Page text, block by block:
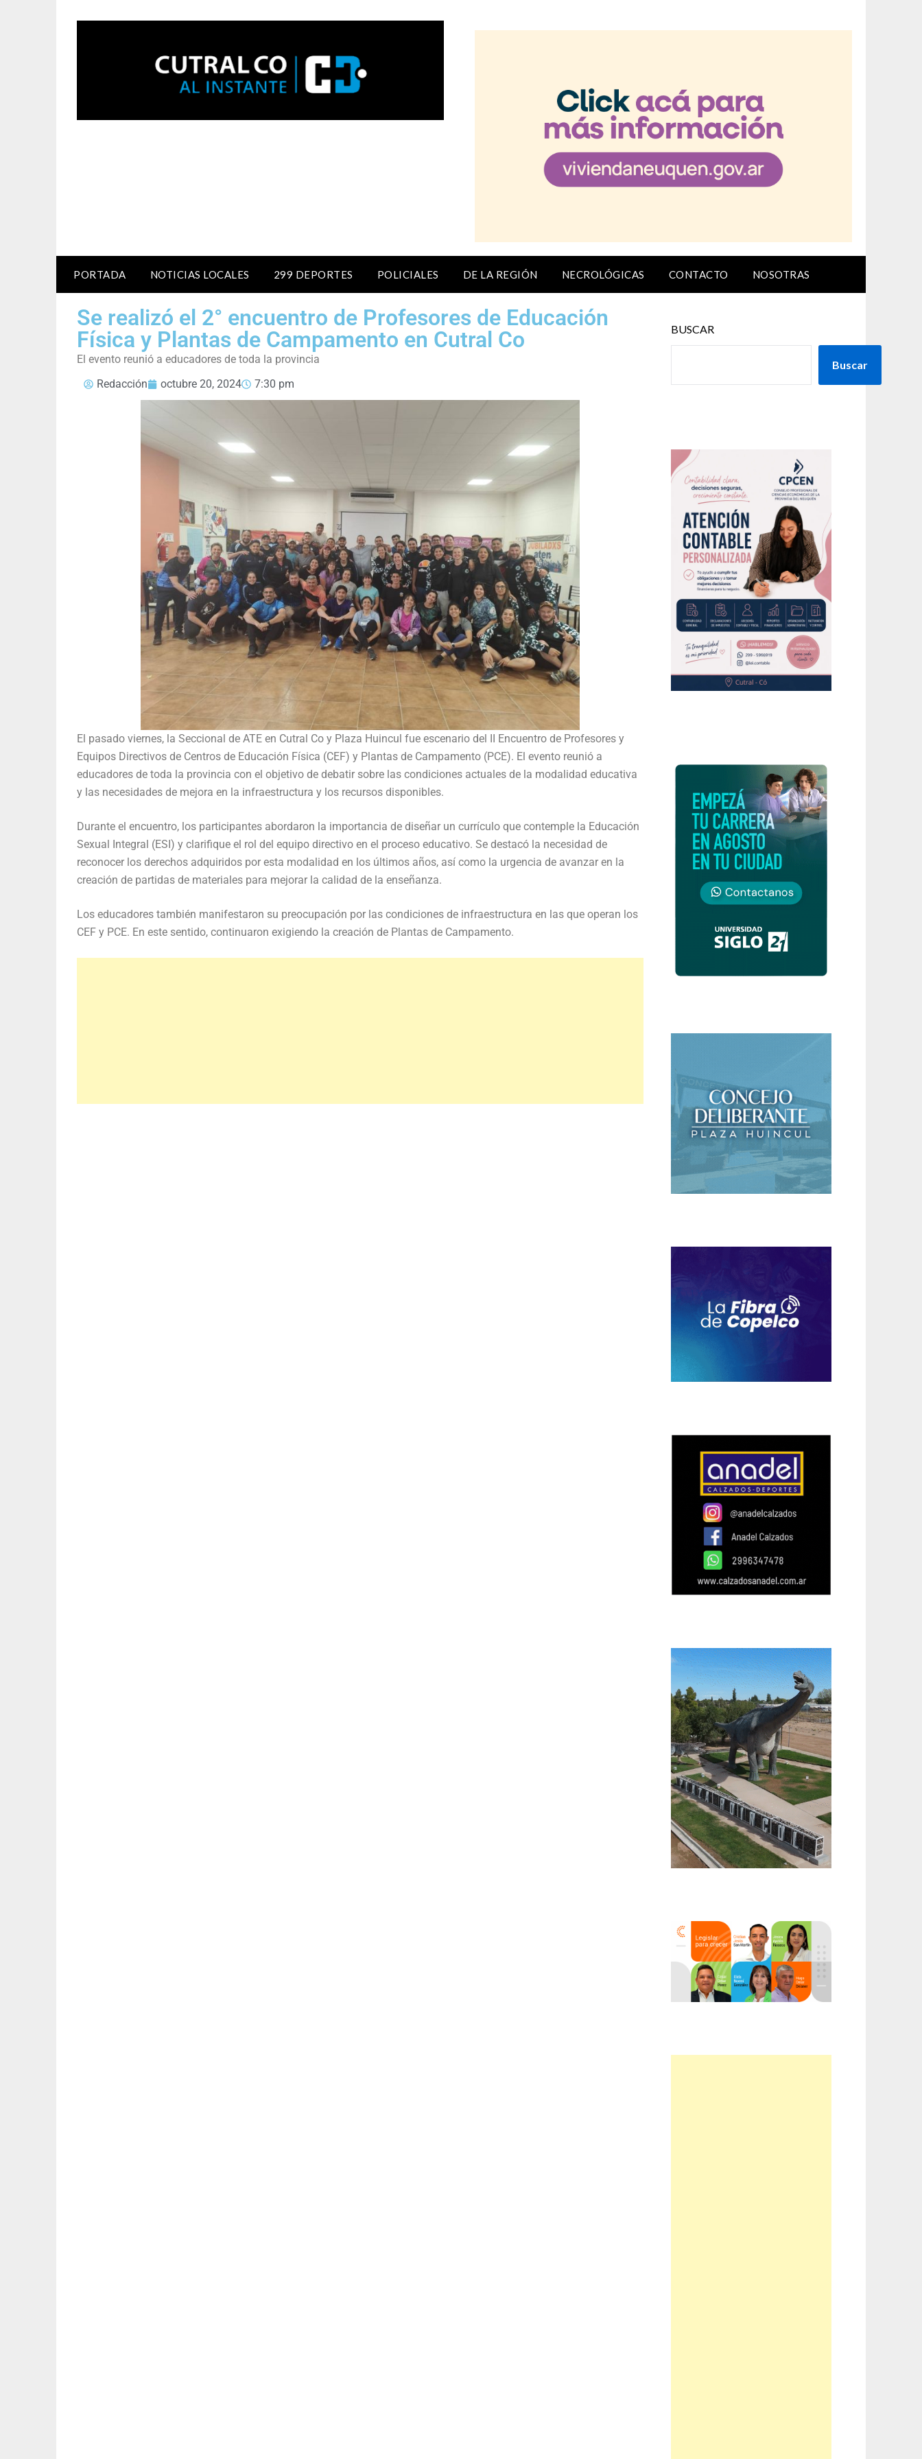
PORTADA NOTICIAS LOCALES 299 DEPORTES POLICIALES DE LA REGIÓN NECROLÓGICAS CONTACTO NOSOTRAS
Se realizó el 2° encuentro de Profesores de Educación
Física y Plantas de Campamento en Cutral Co
El evento reunió a educadores de toda la provincia
Redacción
octubre 20, 2024 7:30 pm
El pasado viernes, la Seccional de ATE en Cutral Co y Plaza Huincul fue escenario del II Encuentro de Profesores y
Equipos Directivos de Centros de Educación Física (CEF) y Plantas de Campamento (PCE). El evento reunió a
educadores de toda la provincia con el objetivo de debatir sobre las condiciones actuales de la modalidad educativa
y las necesidades de mejora en la infraestructura y los recursos disponibles.
Durante el encuentro, los participantes abordaron la importancia de diseñar un currículo que contemple la Educación
Sexual Integral (ESI) y clarifique el rol del equipo directivo en el proceso educativo. Se destacó la necesidad de
reconocer los derechos adquiridos por esta modalidad en los últimos años, así como la urgencia de avanzar en la
creación de partidas de materiales para mejorar la calidad de la enseñanza.
Los educadores también manifestaron su preocupación por las condiciones de infraestructura en las que operan los
CEF y PCE. En este sentido, continuaron exigiendo la creación de Plantas de Campamento.
BUSCAR
Buscar